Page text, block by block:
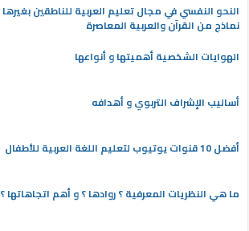
النحو النفسي في مجال تعليم العربية للناطقين بغيرها
نماذج من القرآن والعربية المعاصرة
الهوايات الشخصية أهميتها و أنواعها
أساليب الإشراف التربوي و أهدافه
أفضل 10 قنوات يوتيوب لتعليم اللغة العربية للأطفال
ما هي النظريات المعرفية ؟ روادها ؟ و أهم اتجاهاتها ؟